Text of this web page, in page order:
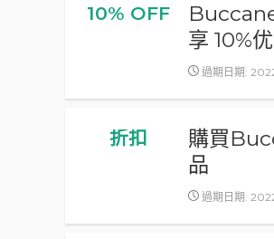
10% OFF
享 10%
過期日期:
折扣
購買
品
過期日期: